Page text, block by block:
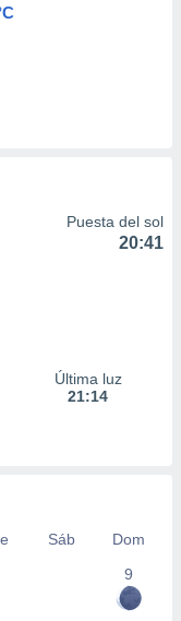
Puesta del sol
20:41
Última luz
21:14
Sáb
Dom
9